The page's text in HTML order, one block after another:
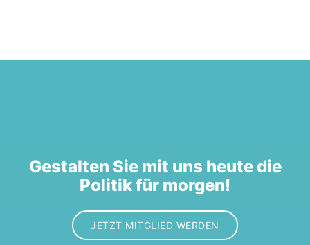
Gestalten Sie mit uns heute die
Politik für morgen!
JETZT MITGLIED WERDEN